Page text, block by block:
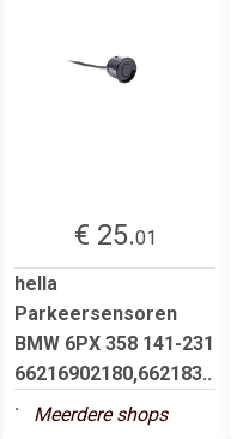
€ 25.01
hella
Parkeersensoren
BMW 6PX 358 141-231
66216902180,662183..
.
Meerdere shops